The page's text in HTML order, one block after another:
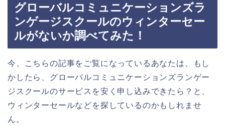
グローバルコミュニケーションズラ
ンゲージスクールのウィンターセー
ルがないか調べてみた！
今、こちらの記事をご覧になっているあなたは、もし
かしたら、グローバルコミュニケーションズランゲー
ジスクールのサービスを安く申し込みできたら？と、
ウィンターセールなどを探しているのかもしれませ
ん。